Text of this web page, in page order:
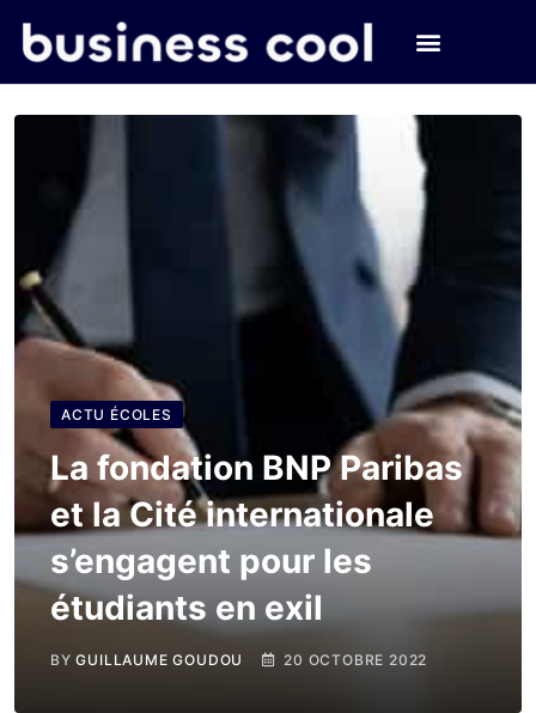
ACTU ÉCOLES
La fondation BNP Paribas
et la Cité internationale
s’engagent pour les
étudiants en exil
BYGUILLAUME GOUDOU 20 OCTOBRE 2022